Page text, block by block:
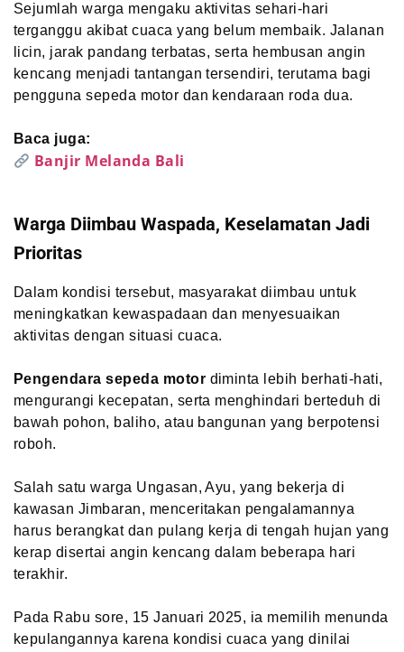
Sejumlah warga mengaku aktivitas sehari-hari
terganggu akibat cuaca yang belum membaik. Jalanan
licin, jarak pandang terbatas, serta hembusan angin
kencang menjadi tantangan tersendiri, terutama bagi
pengguna sepeda motor dan kendaraan roda dua.
Baca juga:
Banjir Melanda Bali
Warga Diimbau Waspada, Keselamatan Jadi
Prioritas
Dalam kondisi tersebut, masyarakat diimbau untuk
meningkatkan kewaspadaan dan menyesuaikan
aktivitas dengan situasi cuaca.
Pengendara sepeda motor diminta lebih berhati-hati,
mengurangi kecepatan, serta menghindari berteduh di
bawah pohon, baliho, atau bangunan yang berpotensi
roboh.
Salah satu warga Ungasan, Ayu, yang bekerja di
kawasan Jimbaran, menceritakan pengalamannya
harus berangkat dan pulang kerja di tengah hujan yang
kerap disertai angin kencang dalam beberapa hari
terakhir.
Pada Rabu sore, 15 Januari 2025, ia memilih menunda
kepulangannya karena kondisi cuaca yang dinilai